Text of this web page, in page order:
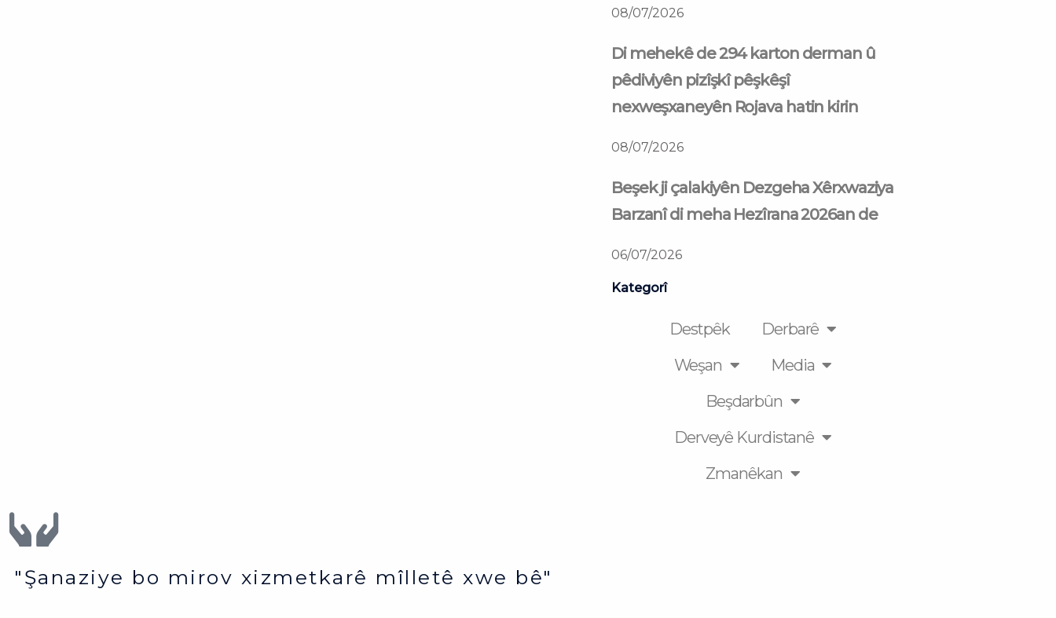
08/07/2026
Di mehekê de 294 karton derman û
pêdiviyên pizîşkî pêşkêşî
nexweşxaneyên Rojava hatin kirin
08/07/2026
Beşek ji çalakiyên Dezgeha Xêrxwaziya
Barzanî di meha Hezîrana 2026an de
06/07/2026
Kategorî
Destpêk
Derbarê
Weşan
Media
Beşdarbûn
Derveyê Kurdistanê
Zmanêkan
"Şanaziye bo mirov xizmetkarê mîlletê xwe bê"